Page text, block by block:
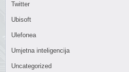
Twitter
Ubisoft
Ulefonea
Umjetna inteligencija
Uncategorized